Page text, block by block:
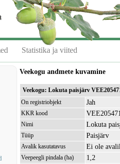
Statistika ja viited
Veekogu andmete kuvamine
Veekogu: Lokuta paisjärv
On registriobjekt
Jah
KKR kood
Nimi Lokuta
Tüüp Paisjärv
Avalik kasutatavus Ei ole
Veepeegli pindala (ha) 1,2